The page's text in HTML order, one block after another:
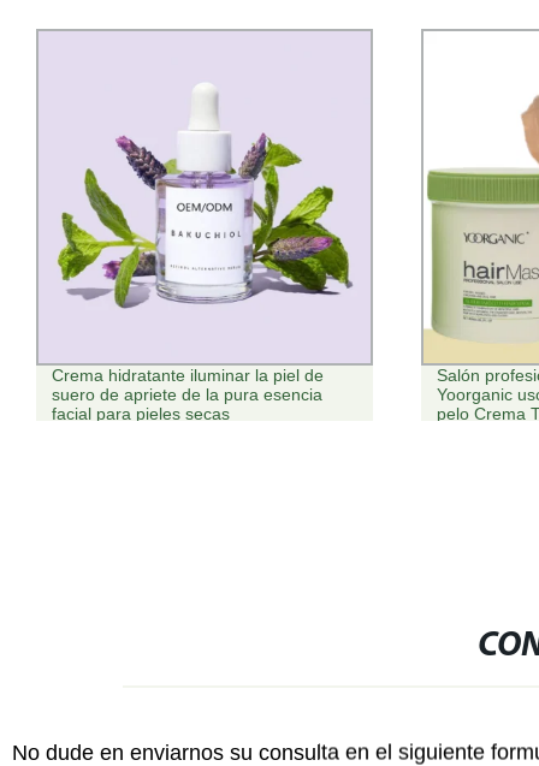
Salón profesional de alta calidad
Yoorganic uso Collagen Cuidado del
pelo Crema Tratamiento Reparación
OEM/ODM
limpieza
profunda
No dude en enviarnos su consulta en el siguiente